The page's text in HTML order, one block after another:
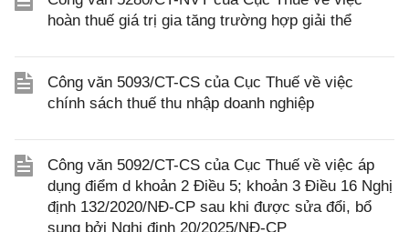
hoàn thuế giá trị gia tăng trường hợp giải thể
Công văn 5093/CT-CS của Cục Thuế về việc
chính sách thuế thu nhập doanh nghiệp
Công văn 5092/CT-CS của Cục Thuế về việc áp
dụng điểm d khoản 2 Điều 5; khoản 3 Điều 16 Nghị
định 132/2020/NĐ-CP sau khi được sửa đổi, bổ
sung bởi Nghị định 20/2025/NĐ-CP